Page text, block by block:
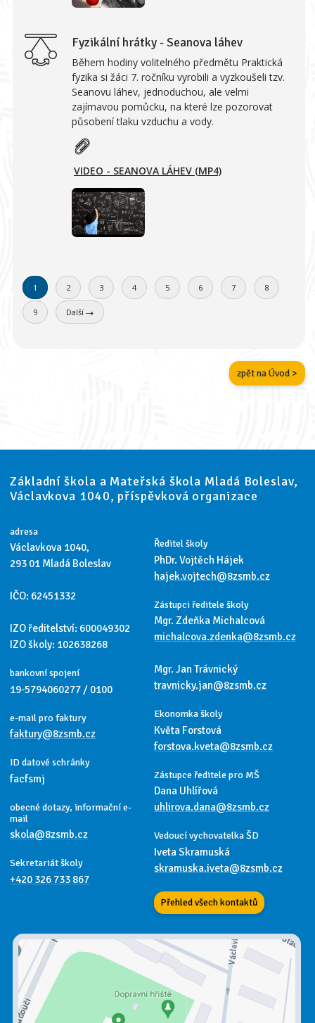
Fyzikální hrátky - Seanova láhev
Během hodiny volitelného předmětu Praktická
fyzika si žáci 7. ročníku vyrobili a vyzkoušeli tzv.
Seanovu láhev, jednoduchou, ale velmi
zajímavou pomůcku, na které lze pozorovat
působení tlaku vzduchu a vody.
VIDEO - SEANOVA LÁHEV (MP4)
1 2 3 4 5 6 7 8
9 Další
zpět na Úvod >
Základní škola a Mateřská škola Mladá Boleslav,
Václavkova 1040, příspěvková organizace
adresa
Václavkova 1040,
293 01 Mladá Boleslav
IČO: 62451332
IZO ředitelství: 600049302
IZO školy: 102638268
bankovní spojení
19-5794060277 / 0100
e-mail pro faktury
faktury@8zsmb.cz
ID datové schránky
facfsmj
obecné dotazy, informační e-
mail
skola@8zsmb.cz
Sekretariát školy
+420 326 733 867
Ředitel školy
PhDr. Vojtěch Hájek
hajek.vojtech@8zsmb.cz
Zástupci ředitele školy
Mgr. Zdeňka Michalcová
michalcova.zdenka@8zsmb.cz
Mgr. Jan Trávnický
travnicky.jan@8zsmb.cz
Ekonomka školy
Květa Forstová
forstova.kveta@8zsmb.cz
Zástupce ředitele pro MŠ
Dana Uhlířová
uhlirova.dana@8zsmb.cz
Vedoucí vychovatelka ŠD
Iveta Skramuská
skramuska.iveta@8zsmb.cz
Přehled všech kontaktů